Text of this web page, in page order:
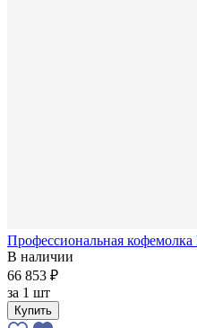
Профессиональная кофемолка
В наличии
66 853 ₽
за 1 шт
Купить